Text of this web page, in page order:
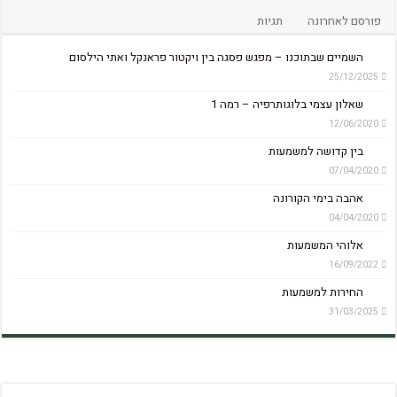
פורסם לאחרונה תגיות
השמיים שבתוכנו – מפגש פסגה בין ויקטור פראנקל ואתי הילסום
25/12/2025
שאלון עצמי בלוגותרפיה – רמה 1
12/06/2020
בין קדושה למשמעות
07/04/2020
אהבה בימי הקורונה
04/04/2020
אלוהי המשמעות
16/09/2022
החירות למשמעות
31/03/2025